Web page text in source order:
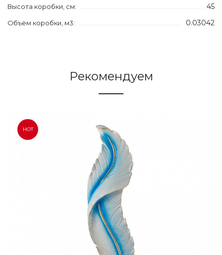
Высота коробки, см: 45
Объём коробки, м3: 0.03042
Рекомендуем
HOT